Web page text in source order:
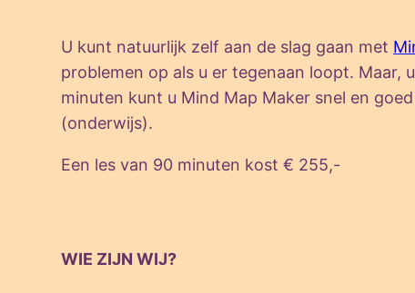
U kunt natuurlijk zelf aan de slag gaan met
problemen op als u er tegenaan loopt.
minuten kunt u Mind Map Maker snel en
(onderwijs).
Een les van 90 minuten kost € 255,-
WIE ZIJN WIJ?